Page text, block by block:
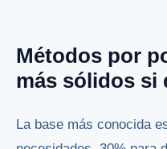
Métodos por
más sólidos si
La base más conocida